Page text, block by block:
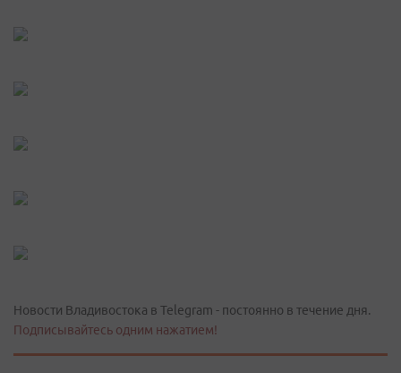
Новости Владивостока в Telegram - постоянно в течение дня.
Подписывайтесь одним нажатием!